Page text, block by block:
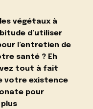
végétaux à
d’utiliser
l’entretien de
santé ? Eh
tout à fait
votre existence
pour